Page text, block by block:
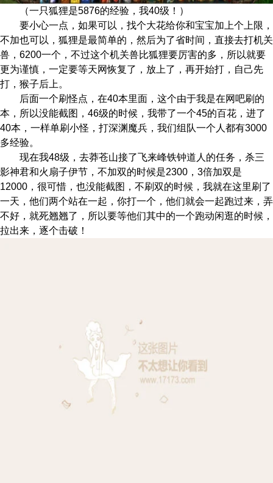
（一只狐狸是5876的经验，我40级！）
要小心一点，如果可以，找个大花给你和宝宝加上个上限，
不加也可以，狐狸是最简单的，然后为了省时间，直接去打机关
兽，6200一个，不过这个机关兽比狐狸要厉害的多，所以就要
更为谨慎 ，一定要等天网恢复了，放上了，再开始打，自己先
打，猴子后上。
后面一个刷怪点，在40本里面，这个由于我是在网吧刷的
本，所以没能截图，46级的时候，我带了一个45的百花 ，进了
40本，一样单刷小怪，打深渊魔兵，我们组队一个人都有3000
多经验。
现在我48级，去莽苍山接了飞来峰铁钟道人的任务，杀三
影神君和火扇子伊节，不加双的时候是2300，3倍加双是
12000，很可惜，也没能截图，不刷双的时候，我就在这里刷了
一天，他们两个站在一起，你打一个，他们就会一起跑过来，弄
不好，就死翘翘了，所以要等他们其中的一个跑动闲逛的时候，
拉出来，逐个击破！